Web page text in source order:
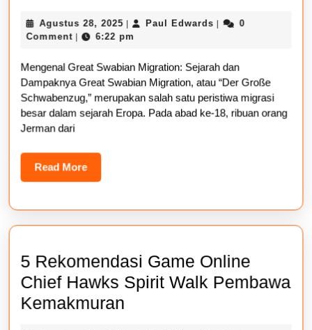
Agustus 28, 2025Agustus
28,
Paul Edwards Paul 0
Comment
6:22 pm
Mengenal Great Swabian Migration: Sejarah dan
Dampaknya Great Swabian Migration, atau “Der Große
Schwabenzug,” merupakan salah satu peristiwa migrasi
besar dalam sejarah Eropa. Pada abad ke-18, ribuan orang
Jerman dari
Read MoreRead
More
5 Rekomendasi Game Online
Chief Hawks Spirit Walk Pembawa
Kemakmuran